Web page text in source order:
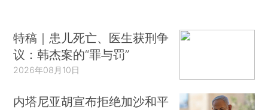
特稿｜患儿死亡、医生获刑争
议：韩杰案的“罪与罚”
2026年08月10日
内塔尼亚胡宣布拒绝加沙和平